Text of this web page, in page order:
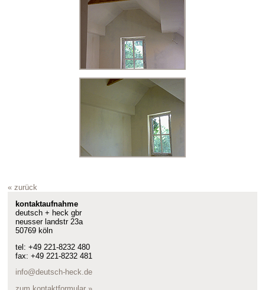
« zurück
kontaktaufnahme
deutsch + heck gbr
neusser landstr 23a
50769 köln
tel: +49 221-8232 480
fax: +49 221-8232 481
info@deutsch-heck.de